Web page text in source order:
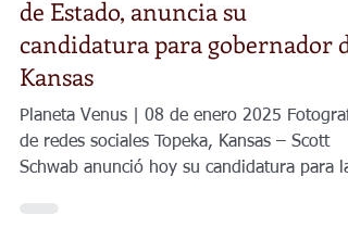
Scott Schwab, actual secretario
de Estado, anuncia su
candidatura para gobernador de
Kansas
Planeta Venus | 08 de enero 2025